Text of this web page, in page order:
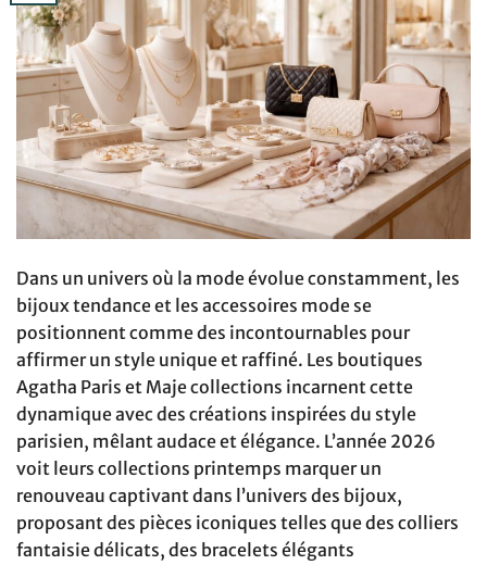
Dans un univers où la mode évolue constamment, les
bijoux tendance et les accessoires mode se
positionnent comme des incontournables pour
affirmer un style unique et raffiné. Les boutiques
Agatha Paris et Maje collections incarnent cette
dynamique avec des créations inspirées du style
parisien, mêlant audace et élégance. L’année 2026
voit leurs collections printemps marquer un
renouveau captivant dans l’univers des bijoux,
proposant des pièces iconiques telles que des colliers
fantaisie délicats, des bracelets élégants